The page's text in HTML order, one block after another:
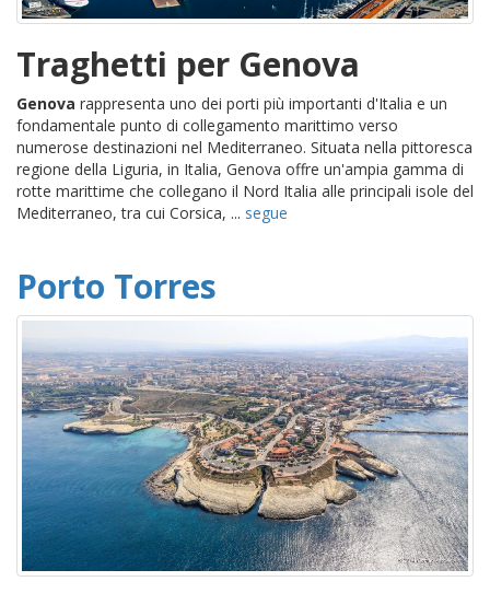
Traghetti per Genova
Genova rappresenta uno dei porti più importanti d'Italia e un
fondamentale punto di collegamento marittimo verso
numerose destinazioni nel Mediterraneo. Situata nella pittoresca
regione della Liguria, in Italia, Genova offre un'ampia gamma di
rotte marittime che collegano il Nord Italia alle principali isole del
Mediterraneo, tra cui Corsica, ... segue
Porto Torres